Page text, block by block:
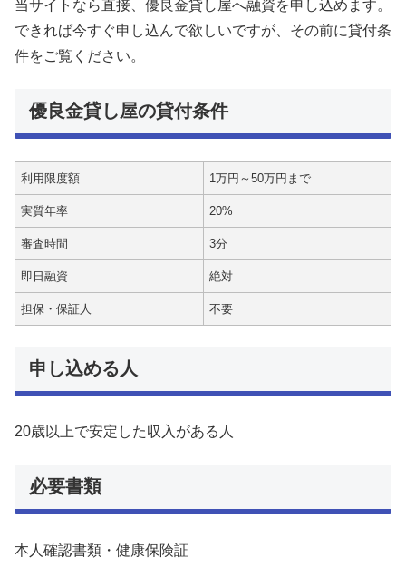
当サイトなら直接、優良金貸し屋へ融資を申し込めます。
できれば今すぐ申し込んで欲しいですが、その前に貸付条
件をご覧ください。
優良金貸し屋の貸付条件
利用限度額 1万円～50万円まで
実質年率 20%
審査時間 3分
即日融資 絶対
担保・保証人 不要
申し込める人
20歳以上で安定した収入がある人
必要書類
本人確認書類・健康保険証